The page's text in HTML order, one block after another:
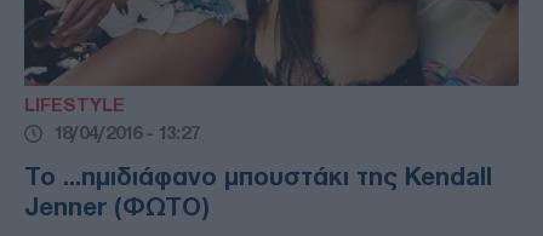
LIFESTYLE
18/04/2016 - 13:27
Το ...ημιδιάφανο μπουστάκι της Kendall
Jenner (ΦΩΤΟ)